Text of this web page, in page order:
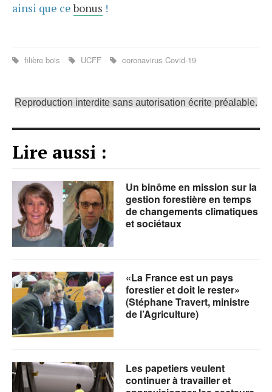
ainsi que cebonus !
filière bois UCFF coronavirus Covid-19
Reproduction interdite sans autorisation écrite préalable.
Lire aussi :
Un binôme en mission sur la
gestion forestière en temps
de changements climatiques
et sociétaux
«La France est un pays
forestier et doit le rester»
(Stéphane Travert, ministre
de l’Agriculture)
Les papetiers veulent
continuer à travailler et